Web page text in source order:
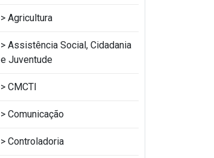
Agricultura
Assistência Social, Cidadania
e Juventude
CMCTI
Comunicação
Controladoria